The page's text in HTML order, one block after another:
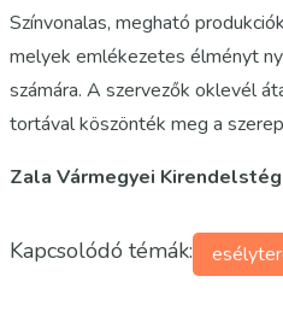
Színvonalas, megható
melyek emlékezetes élményt
számára. A szervezők oklevél
tortával köszönték meg a
Zala Vármegyei Kirendelstég
Kapcsolódó témák: